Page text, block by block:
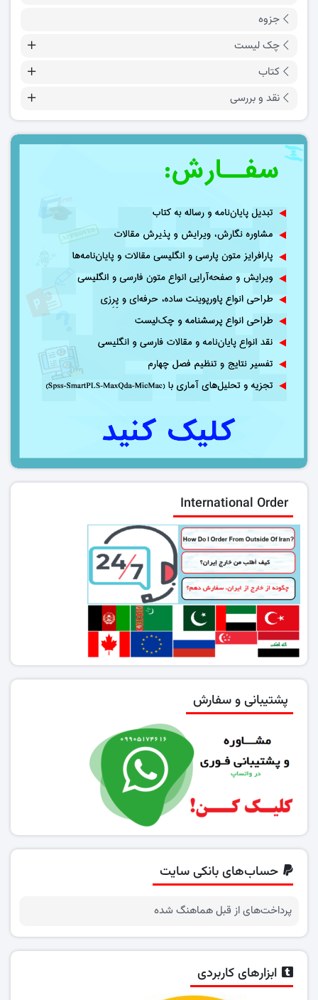
جزوه
چک لیست
کتاب
نقد و بررسی
International Order
پشتیبانی و سفارش
حساب‌های بانکی سایت
پرداخت‌های از قبل هماهنگ شده
ابزارهای کاربردی